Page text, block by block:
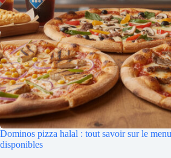
Dominos pizza halal : tout savoir sur le
disponibles